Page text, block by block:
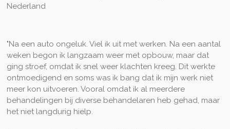
Nederland
"Na een auto ongeluk. Viel ik uit met werken. Na een aantal
weken begon ik langzaam weer met opbouw, maar dat
ging stroef, omdat ik snel weer klachten kreeg. Dit werkte
ontmoedigend en soms was ik bang dat ik mijn werk niet
meer kon uitvoeren. Vooral omdat ik al meerdere
behandelingen bij diverse behandelaren heb gehad, maar
het niet langdurig hielp.